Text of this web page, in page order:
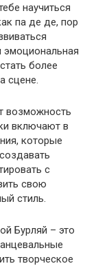
научиться
па де де, пор
эмоциональная
более
сцене.
возможность
включают в
которые
с
свою
стиль.
Бурляй – это
творческое